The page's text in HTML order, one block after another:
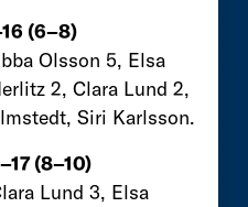
(6–8)
Olsson 5, Elsa
2, Clara Lund 2,
Siri Karlsson.
(8–10)
Lund 3, Elsa